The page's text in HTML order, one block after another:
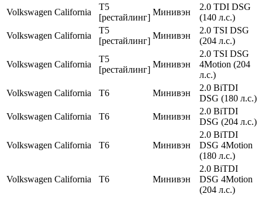
Volkswagen California
T5
[рестайлинг]
Минивэн
2.0 TDI DSG
(140 л.с.)
Volkswagen California
T5
[рестайлинг]
Минивэн
2.0 TSI DSG
(204 л.с.)
Volkswagen California
T5
[рестайлинг]
Минивэн
2.0 TSI DSG
4Motion (204
л.с.)
Volkswagen California T6 Минивэн
2.0 BiTDI
DSG (180 л.с.)
Volkswagen California T6 Минивэн
2.0 BiTDI
DSG (204 л.с.)
Volkswagen California T6 Минивэн
2.0 BiTDI
DSG 4Motion
(180 л.с.)
Volkswagen California T6 Минивэн
2.0 BiTDI
DSG 4Motion
(204 л.с.)